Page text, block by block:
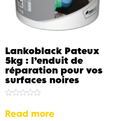
Lankoblack Pateux
5kg : l’enduit de
réparation pour vos
surfaces noires
0
out
Read more